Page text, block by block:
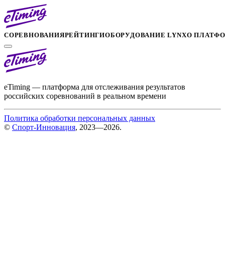
СОРЕВНОВАНИЯРЕЙТИНГИОБОРУДОВАНИЕ LYNXО
eTiming — платформа для отслеживания результатов
российских соревнований в реальном времени
Политика обработки персональных данных
© Спорт-Инновация, 2023—2026.